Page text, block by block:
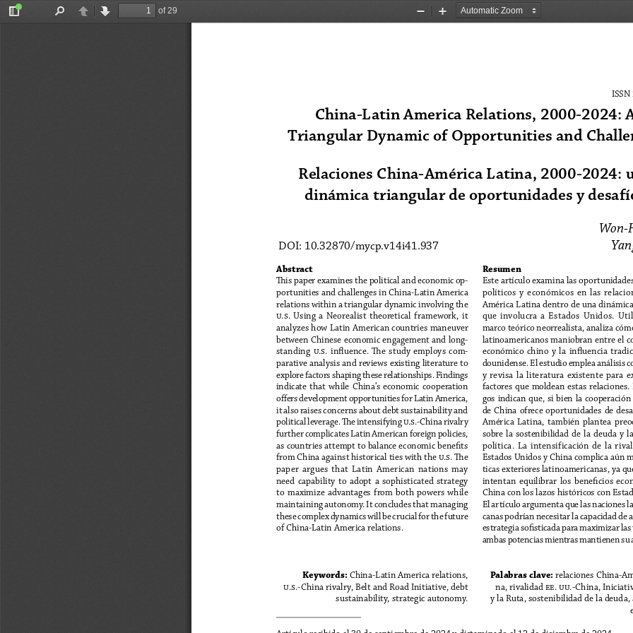
Toggle
PreviousNext
of 29
Zoom
Zoom
China-Latin America Relations, 2000-2024:
Triangular Dynamic of Opportunities and
Relaciones China-América Latina, 2000-2024:
dinámica triangular de oportunidades y
Won-
Abstract
This paper examines the political and economic op-
portunities and challenges in China-Latin America
relations within a triangular dynamic involving the
u.s.  Using  a  Neorealist  theoretical  framework,  it
analyzes how Latin American countries maneuver
between Chinese economic engagement and long-
standing  u.s.  influence.  The  study  employs  com-
parative analysis and reviews existing literature to
explore factors shaping these relationships. Findings
indicate  that  while  China’s  economic  cooperation
offers development opportunities for Latin America,
it also raises concerns about debt sustainability and
political leverage. The intensifying u.s.-China rivalry
further complicates Latin American foreign policies,
as countries attempt to balance economic benefits
from China against historical ties with the u.s. The
paper  argues  that  Latin  American  nations  may
need  capability  to  adopt  a  sophisticated  strategy
to  maximize  advantages  from  both  powers  while
maintaining autonomy. It concludes that managing
these complex dynamics will be crucial for the future
of China-Latin America relations.
Keywords: China-Latin America relations,
u.s.-China rivalry, Belt and Road Initiative, debt
sustainability, strategic autonomy.
Resumen
Este artículo examina las
políticos  y  económicos  en  las
América Latina dentro de una
que  involucra  a  Estados  Unidos.
marco teórico neorrealista, analiza
latinoamericanos maniobran entre el
económico  chino  y  la  influencia
dounidense. El estudio emplea análisis
y  revisa  la  literatura  existente  para
factores  que  moldean  estas  relaciones.
gos  indican  que,  si  bien  la
de  China  ofrece  oportunidades  de
América  Latina,  también  plantea
sobre  la  sostenibilidad  de  la  deuda  y
política.  La  intensificación  de  la
Estados Unidos y China complica aún
ticas exteriores latinoamericanas, ya
intentan  equilibrar  los  beneficios
China con los lazos históricos con
El artículo argumenta que las naciones
canas podrían necesitar la capacidad de
estrategia sofisticada para maximizar las
ambas potencias mientras mantienen su
Palabras clave: relaciones China-
na, rivalidad ee. uu.-China,
y la Ruta, sostenibilidad de la
DOI: 10.32870/mycp.v14i41.937